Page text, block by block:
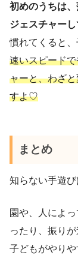
初めのうちは
ジェスチャー
慣れてくると
速いスピード
ャーと、わざ
すよ♡
まとめ
知らない手遊
園や、人によ
ったり、振り
子どもがやり